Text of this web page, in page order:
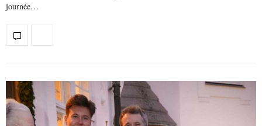
journée…